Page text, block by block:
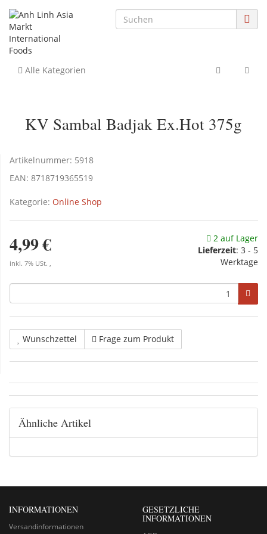
Alle Kategorien
KV Sambal Badjak Ex.Hot 375g
Artikelnummer: 5918
EAN: 8718719365519
Kategorie: Online Shop
4,99 €
inkl. 7% USt. ,
2 auf Lager
Lieferzeit: 3 - 5
Werktage
Wunschzettel Frage zum Produkt
Ähnliche Artikel
INFORMATIONEN
Versandinformationen
GESETZLICHE
INFORMATIONEN